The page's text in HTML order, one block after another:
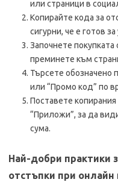
или страници в
Копирайте кода за
сигурни, че е готов
Започнете покупката
преминете към
Търсете обозначено
или “Промо код” по
Поставете
“Приложи”, за да
сума.
Най-добри практики
отстъпки при онлайн